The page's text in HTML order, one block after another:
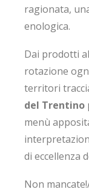
ragionata,
enologica.
Dai prodotti
rotazione
territori
del Trentino
menù
di eccellenza
Non mancate!